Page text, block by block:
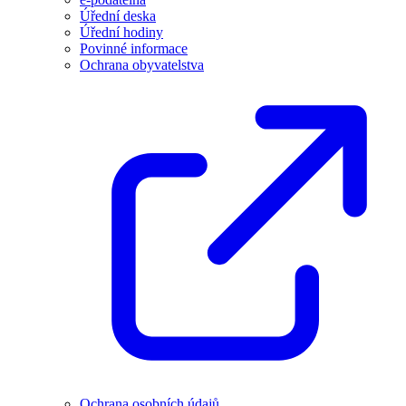
Úřední deska
Úřední hodiny
Povinné informace
Ochrana obyvatelstva